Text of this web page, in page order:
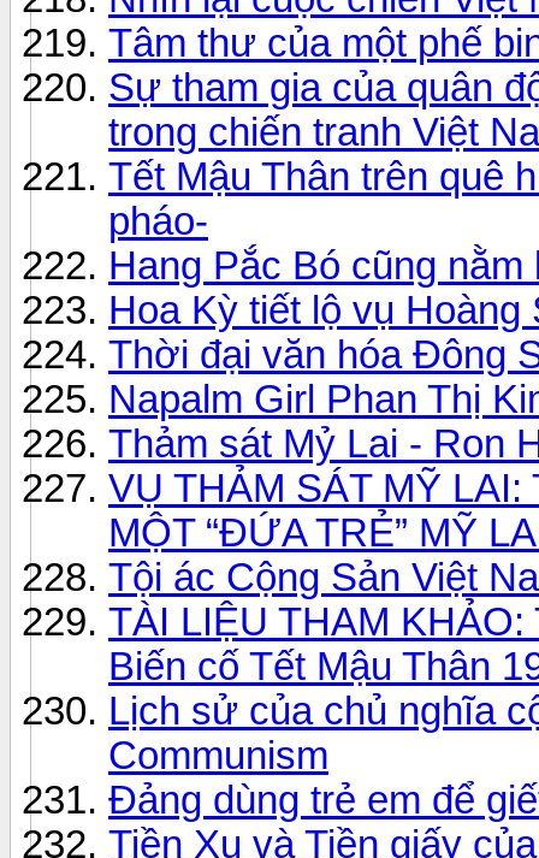
Tâm thư của một phế
Sự tham gia của quân
trong chiến tranh Việt
Tết Mậu Thân trên quê
pháo-
Hang Pắc Bó cũng nằm
Hoa Kỳ tiết lộ vụ Hoàng
Thời đại văn hóa Đông
Napalm Girl Phan Thị
Thảm sát Mỷ Lai - Ron
VỤ THẢM SÁT MỸ
MỘT “ĐỨA TRẺ” MỸ
Tội ác Cộng Sản Việt
TÀI LIỆU THAM
Biến cố Tết Mậu Thân
Lịch sử của chủ nghĩa
Communism
Đảng dùng trẻ em để
Tiền Xu và Tiền giấy